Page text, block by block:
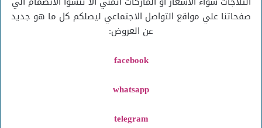
صفحاتنا علي مواقع التواصل الاجتماعي ليصلكم كل ما هو جديد
عن العروض:
facebook
whatsapp
telegram